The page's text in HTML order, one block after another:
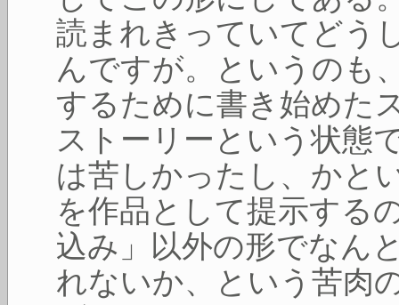
読まれきっていてどう
んですが。というのも
するために書き始めた
ストーリーという状態
は苦しかったし、かと
を作品として提示する
込み」以外の形でなん
れないか、という苦肉